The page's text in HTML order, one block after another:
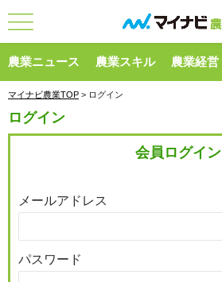
農業ニュース 農業スキル 農業経営
マイナビ農業TOP > ログイン
ログイン
会員ログイン
メールアドレス
パスワード